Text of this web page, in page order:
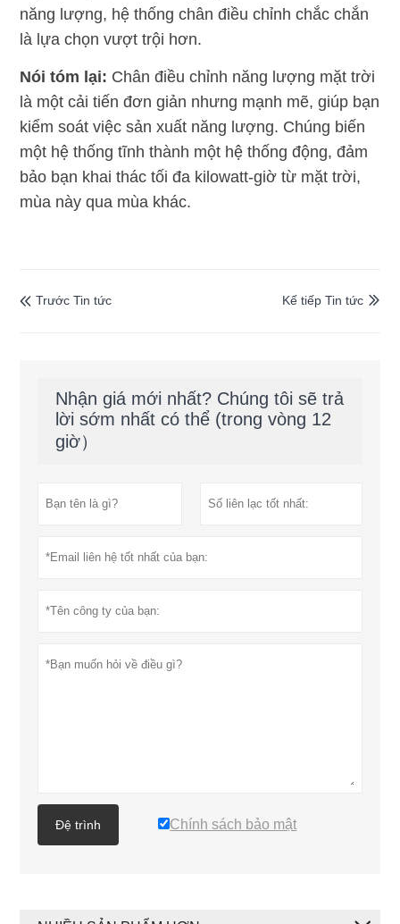
năng lượng, hệ thống chân điều chỉnh chắc chắn
là lựa chọn vượt trội hơn.
Nói tóm lại: Chân điều chỉnh năng lượng mặt trời
là một cải tiến đơn giản nhưng mạnh mẽ, giúp bạn
kiểm soát việc sản xuất năng lượng. Chúng biến
một hệ thống tĩnh thành một hệ thống động, đảm
bảo bạn khai thác tối đa kilowatt-giờ từ mặt trời,
mùa này qua mùa khác.
 Trước Tin tức 
Kế tiếp Tin tức
Nhận giá mới nhất? Chúng tôi sẽ trả
lời sớm nhất có thể (trong vòng 12
giờ）
Đệ trình Chính sách bảo mật